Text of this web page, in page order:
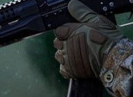
Сумской области.
формированиям
бригад ВСУ
пунктов Великий
Польная и Старый
боевую